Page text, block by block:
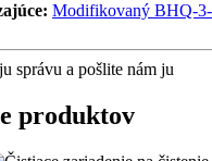
Modifikovaný BHQ-3-
správu a pošlite nám ju
produktov